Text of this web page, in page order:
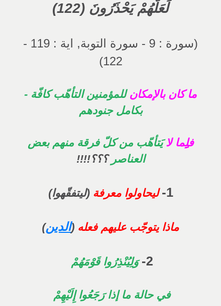
لَعَلَّهُمْ يَحْذَرُونَ (122)
(سورة : 9 - سورة التوبة, اية : 119 -
122)
ما كان بالإمكانللمؤمنين التأهّب كافّة -
بكامل جنودهم
فلِِِِِما لايَتأهّب من كلّ فرقة منهم بعض
العناصر؟؟؟!!!!
ليحاولوا معرفة(ليتفقّهوا)
ماذا يتوجّب عليهم فعله( الدين)
وَلِيُنْذِرُوا قَوْمَهُمْ
في حالة ما إذا رَجَعُوا إِلَيْهِمْ